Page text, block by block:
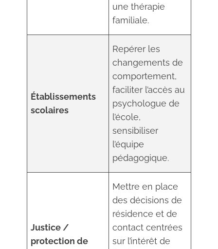
une thérapie
familiale.
Établissements
scolaires
Repérer les
changements de
comportement,
faciliter l’accès au
psychologue de
l’école,
sensibiliser
l’équipe
pédagogique.
Justice /
protection de
Mettre en place
des décisions de
résidence et de
contact centrées
sur l’intérêt de